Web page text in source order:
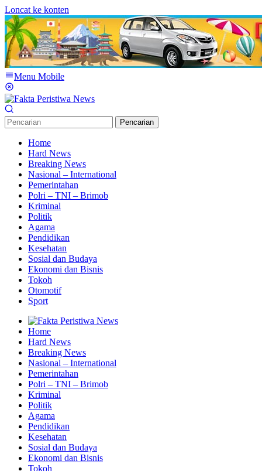
Loncat ke konten
Menu Mobile
Pencarian
Home
Hard News
Breaking News
Nasional – International
Pemerintahan
Polri – TNI – Brimob
Kriminal
Politik
Agama
Pendidikan
Kesehatan
Sosial dan Budaya
Ekonomi dan Bisnis
Tokoh
Otomotif
Sport
Home
Hard News
Breaking News
Nasional – International
Pemerintahan
Polri – TNI – Brimob
Kriminal
Politik
Agama
Pendidikan
Kesehatan
Sosial dan Budaya
Ekonomi dan Bisnis
Tokoh